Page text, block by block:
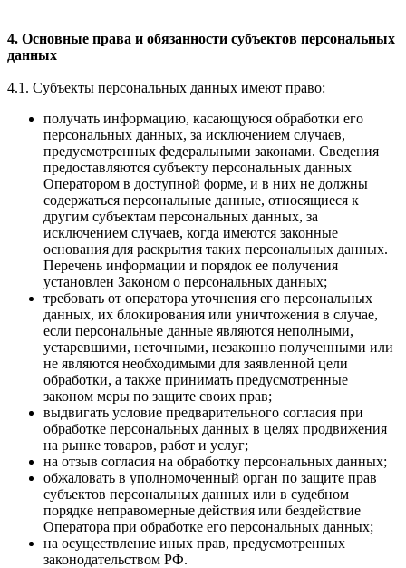
4. Основные права и обязанности субъектов персональных
данных
4.1. Субъекты персональных данных имеют право:
получать информацию, касающуюся обработки его
персональных данных, за исключением случаев,
предусмотренных федеральными законами. Сведения
предоставляются субъекту персональных данных
Оператором в доступной форме, и в них не должны
содержаться персональные данные, относящиеся к
другим субъектам персональных данных, за
исключением случаев, когда имеются законные
основания для раскрытия таких персональных данных.
Перечень информации и порядок ее получения
установлен Законом о персональных данных;
требовать от оператора уточнения его персональных
данных, их блокирования или уничтожения в случае,
если персональные данные являются неполными,
устаревшими, неточными, незаконно полученными или
не являются необходимыми для заявленной цели
обработки, а также принимать предусмотренные
законом меры по защите своих прав;
выдвигать условие предварительного согласия при
обработке персональных данных в целях продвижения
на рынке товаров, работ и услуг;
на отзыв согласия на обработку персональных данных;
обжаловать в уполномоченный орган по защите прав
субъектов персональных данных или в судебном
порядке неправомерные действия или бездействие
Оператора при обработке его персональных данных;
на осуществление иных прав, предусмотренных
законодательством РФ.